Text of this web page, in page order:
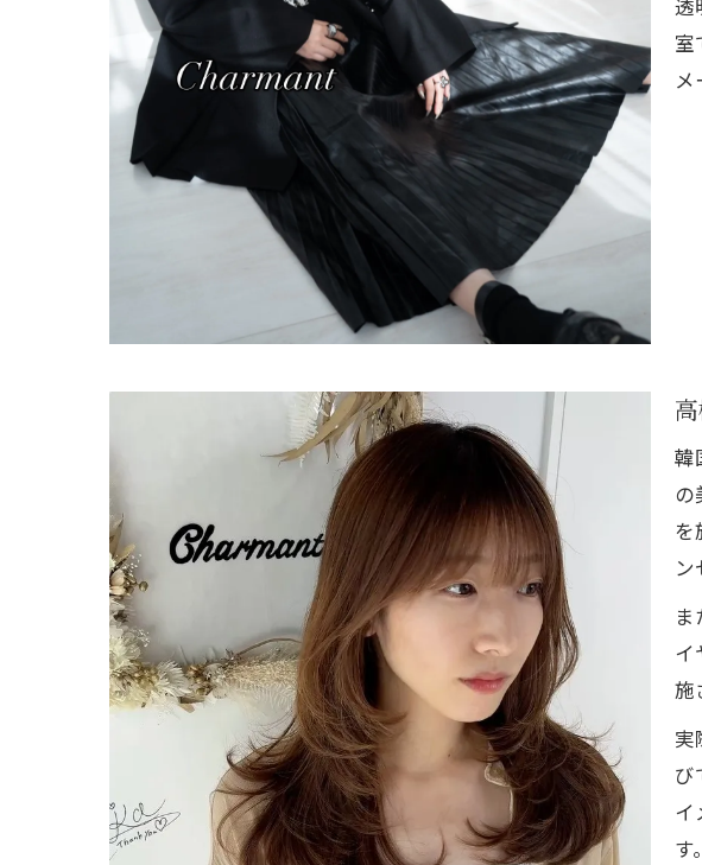
高槻市で話題の
韓国スタイ
高槻市で話
美容室選び
韓国スタイ
美容室で叶
高槻市で話
韓国風カラ
美容室で人
初めてでも安心
韓国スタイ
美容室で韓
美容室のカ
マツパやネ
初めての美
透
室
メ
韓
の
を
ン
イ
施
実
び
イ
す。